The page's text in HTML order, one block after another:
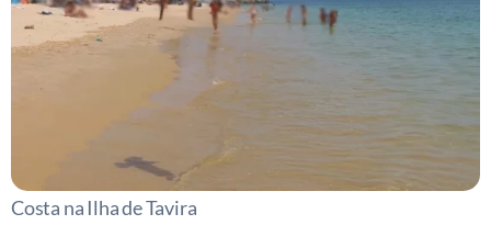
Costa na Ilha de Tavira